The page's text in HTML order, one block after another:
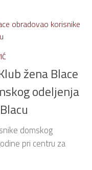
žena Blace
odeljenja
domskog
pri centru za